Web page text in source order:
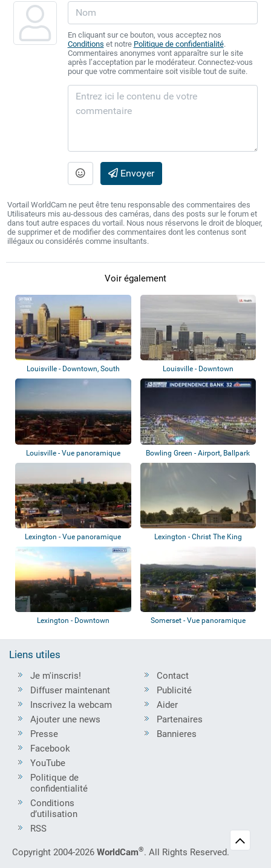
En cliquant sur ce bouton, vous acceptez nos
Conditions et notre Politique de confidentialité.
Commentaires anonymes vont apparaître sur le site
après l’acceptation par le modérateur. Connectez-vous
pour que votre commentaire soit visible tout de suite.
Envoyer
Vortail WorldCam ne peut être tenu responsable des commentaires des
Utilisateurs mis au-dessous des caméras, dans des posts sur le forum et
dans tout autre espaces du vortail. Nous nous réservons le droit de bloquer,
de supprimer et de modifier des commentaires dont les contenus sont
illégaux ou considérés comme insultants.
Voir également
Louisville - Downtown, South
Louisville,...
Louisville - Downtown
Louisville - Vue panoramique Bowling Green - Airport, Ballpark
Lexington - Vue panoramique
Lexington - Christ The King
Lexington - Downtown Somerset - Vue panoramique
Liens utiles
Je m'inscris!
Diffuser maintenant
Inscrivez la webcam
Ajouter une news
Presse
Contact
Publicité
Aider
Partenaires
Bannieres
Facebook
YouTube
Politique de
confidentialité
Conditions
d’utilisation
RSS
Copyright 2004-2026 WorldCam®. All Rights Reserved.